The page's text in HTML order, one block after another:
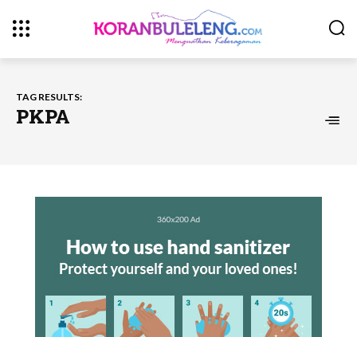
TAG RESULTS:
PKPA